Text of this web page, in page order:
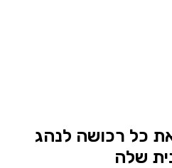
כל רכושה לנהג
שלה